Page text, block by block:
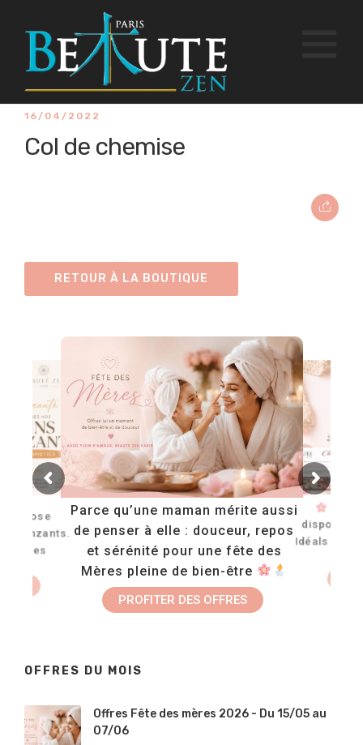
16/04/2022
Col de chemise
RETOUR À LA BOUTIQUE
PROFITER DES OFFRES
Parce qu’une maman mérite aussi
de penser à elle : douceur, repos
et sérénité pour une fête des
Mères pleine de bien-être
Idéals pour
propose
bronzants.
les
OFFRES DU MOIS
Offres Fête des mères 2026 - Du 15/05 au
07/06